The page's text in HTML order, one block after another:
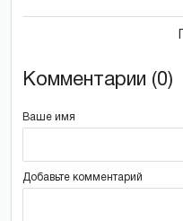
Комментарии (0)
Ваше имя
Добавьте комментарий